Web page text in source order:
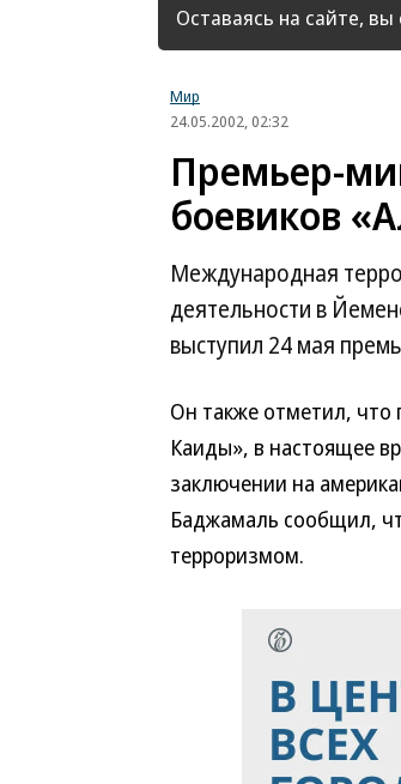
Оставаясь на сайте, вы
Мир
24.05.2002, 02:32
Премьер-
боевиков
Международная
деятельности в
выступил 24 мая
Он также отметил, что
Каиды», в настоящее
заключении на
Баджамаль сообщил,
терроризмом.